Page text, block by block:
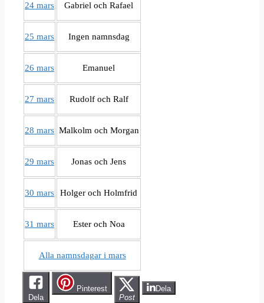
24 mars Gabriel och Rafael
25 mars Ingen namnsdag
26 mars Emanuel
27 mars Rudolf och Ralf
28 mars Malkolm och Morgan
29 mars Jonas och Jens
30 mars Holger och Holmfrid
31 mars Ester och Noa
Alla namnsdagar i mars
Dela
Pinterest
Post
Dela